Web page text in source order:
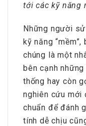
tới các kỹ năng
Những người
kỹ năng
chúng là một
bên cạnh
thống hay còn
nghiên cứu mới
chuẩn để đánh
tính dễ chịu